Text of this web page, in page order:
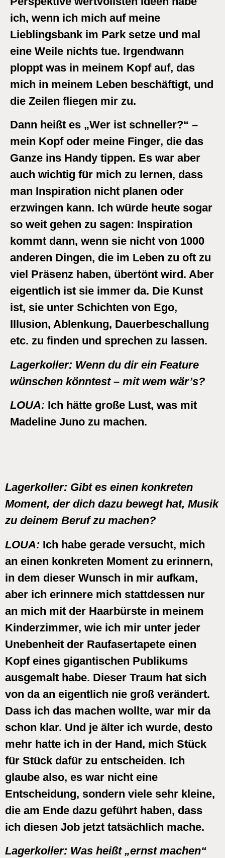
ich, wenn ich mich auf meine
Lieblingsbank im Park setze und mal
eine Weile nichts tue. Irgendwann
ploppt was in meinem Kopf auf, das
mich in meinem Leben beschäftigt, und
die Zeilen fliegen mir zu.
Dann heißt es „Wer ist schneller?“ –
mein Kopf oder meine Finger, die das
Ganze ins Handy tippen. Es war aber
auch wichtig für mich zu lernen, dass
man Inspiration nicht planen oder
erzwingen kann. Ich würde heute sogar
so weit gehen zu sagen: Inspiration
kommt dann, wenn sie nicht von 1000
anderen Dingen, die im Leben zu oft zu
viel Präsenz haben, übertönt wird. Aber
eigentlich ist sie immer da. Die Kunst
ist, sie unter Schichten von Ego,
Illusion, Ablenkung, Dauerbeschallung
etc. zu finden und sprechen zu lassen.
Lagerkoller: Wenn du dir ein Feature
wünschen könntest – mit wem wär’s?
LOUA: Ich hätte große Lust, was mit
Madeline Juno zu machen.
Lagerkoller: Gibt es einen konkreten
Moment, der dich dazu bewegt hat, Musik
zu deinem Beruf zu machen?
LOUA: Ich habe gerade versucht, mich
an einen konkreten Moment zu erinnern,
in dem dieser Wunsch in mir aufkam,
aber ich erinnere mich stattdessen nur
an mich mit der Haarbürste in meinem
Kinderzimmer, wie ich mir unter jeder
Unebenheit der Raufasertapete einen
Kopf eines gigantischen Publikums
ausgemalt habe. Dieser Traum hat sich
von da an eigentlich nie groß verändert.
Dass ich das machen wollte, war mir da
schon klar. Und je älter ich wurde, desto
mehr hatte ich in der Hand, mich Stück
für Stück dafür zu entscheiden. Ich
glaube also, es war nicht eine
Entscheidung, sondern viele sehr kleine,
die am Ende dazu geführt haben, dass
ich diesen Job jetzt tatsächlich mache.
Lagerkoller: Was heißt „ernst machen“